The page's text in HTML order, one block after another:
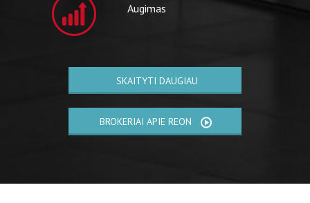
Augimas
SKAITYTI DAUGIAU
BROKERIAI APIE REON